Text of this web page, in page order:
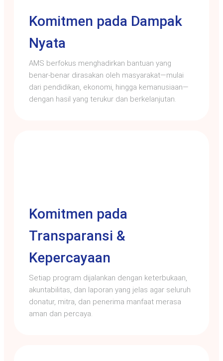
Komitmen pada Dampak
Nyata
AMS berfokus menghadirkan bantuan yang
benar-benar dirasakan oleh masyarakat—mulai
dari pendidikan, ekonomi, hingga kemanusiaan—
dengan hasil yang terukur dan berkelanjutan.
Komitmen pada
Transparansi &
Kepercayaan
Setiap program dijalankan dengan keterbukaan,
akuntabilitas, dan laporan yang jelas agar seluruh
donatur, mitra, dan penerima manfaat merasa
aman dan percaya.